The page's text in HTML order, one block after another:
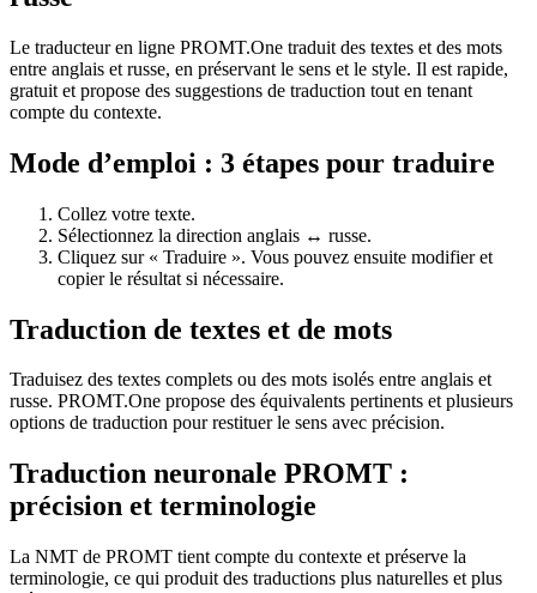
Le traducteur en ligne PROMT.One traduit des textes et des mots
entre anglais et russe, en préservant le sens et le style. Il est rapide,
gratuit et propose des suggestions de traduction tout en tenant
compte du contexte.
Mode d’emploi : 3 étapes pour traduire
Collez votre texte.
Sélectionnez la direction anglais ↔ russe.
Cliquez sur « Traduire ». Vous pouvez ensuite modifier et
copier le résultat si nécessaire.
Traduction de textes et de mots
Traduisez des textes complets ou des mots isolés entre anglais et
russe. PROMT.One propose des équivalents pertinents et plusieurs
options de traduction pour restituer le sens avec précision.
Traduction neuronale PROMT :
précision et terminologie
La NMT de PROMT tient compte du contexte et préserve la
terminologie, ce qui produit des traductions plus naturelles et plus